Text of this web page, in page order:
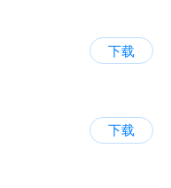
下载
下载